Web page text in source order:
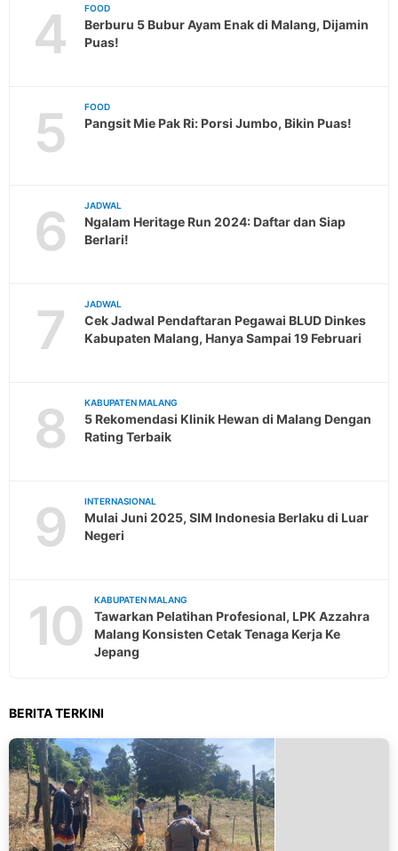
4 FOOD
Berburu 5 Bubur Ayam Enak di Malang, Dijamin
Puas!
5 FOOD
Pangsit Mie Pak Ri: Porsi Jumbo, Bikin Puas!
6 JADWAL
Ngalam Heritage Run 2024: Daftar dan Siap
Berlari!
7 JADWAL
Cek Jadwal Pendaftaran Pegawai BLUD Dinkes
Kabupaten Malang, Hanya Sampai 19 Februari
8 KABUPATEN MALANG
5 Rekomendasi Klinik Hewan di Malang Dengan
Rating Terbaik
9 INTERNASIONAL
Mulai Juni 2025, SIM Indonesia Berlaku di Luar
Negeri
10 KABUPATEN MALANG
Tawarkan Pelatihan Profesional, LPK Azzahra
Malang Konsisten Cetak Tenaga Kerja Ke
Jepang
BERITA TERKINI